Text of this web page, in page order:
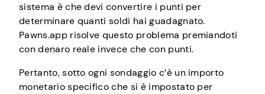
sistema è che devi convertire i punti per
determinare quanti soldi hai guadagnato.
Pawns.app risolve questo problema premiandoti
con denaro reale invece che con punti.
Pertanto, sotto ogni sondaggio c’è un importo
monetario specifico che si è impostato per